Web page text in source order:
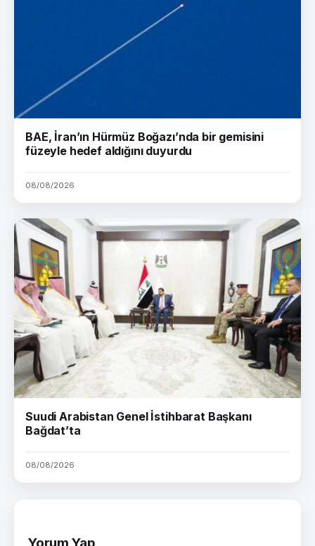
BAE, İran’ın Hürmüz Boğazı’nda bir gemisini
füzeyle hedef aldığını duyurdu
08/08/2026
Suudi Arabistan Genel İstihbarat Başkanı
Bağdat’ta
08/08/2026